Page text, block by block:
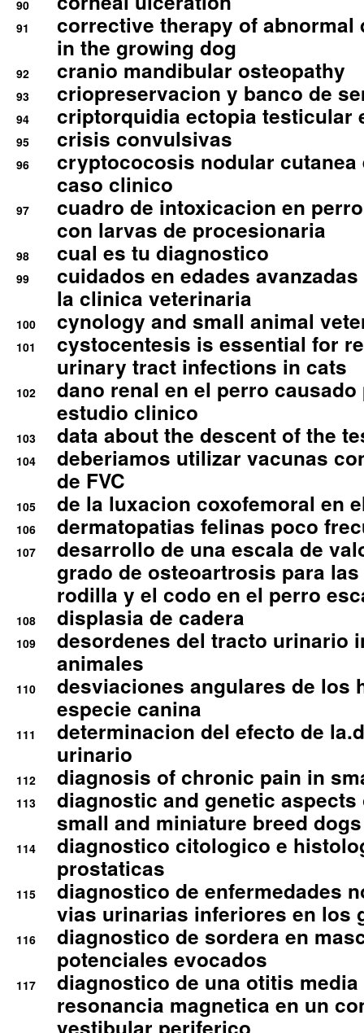
90
91
corrective therapy of abnormal
in the growing dog
92 cranio mandibular osteopathy
93 criopreservacion y banco de
94 criptorquidia ectopia testicular
95 crisis convulsivas
96
cryptococosis nodular cutanea
caso clinico
97
cuadro de intoxicacion en
con larvas de procesionaria
98 cual es tu diagnostico
99
cuidados en edades
la clinica veterinaria
100 cynology and small animal
101
cystocentesis is essential for
urinary tract infections in cats
102
dano renal en el perro
estudio clinico
103 data about the descent of the
104
deberiamos utilizar vacunas
de FVC
105 de la luxacion coxofemoral en
106 dermatopatias felinas poco
107
desarrollo de una escala de
grado de osteoartrosis para
rodilla y el codo en el perro
108 displasia de cadera
109
desordenes del tracto urinario
animales
110
desviaciones angulares de los
especie canina
111
determinacion del efecto de
urinario
112 diagnosis of chronic pain in
113
diagnostic and genetic
small and miniature breed
114
diagnostico citologico e
prostaticas
115
diagnostico de enfermedades
vias urinarias inferiores en los
116
diagnostico de sordera en
potenciales evocados
117
diagnostico de una otitis
resonancia magnetica en un
vestibular periferico